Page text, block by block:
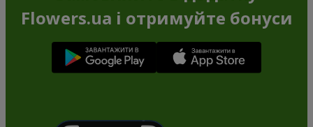
Flowers.ua і отримуйте бонуси